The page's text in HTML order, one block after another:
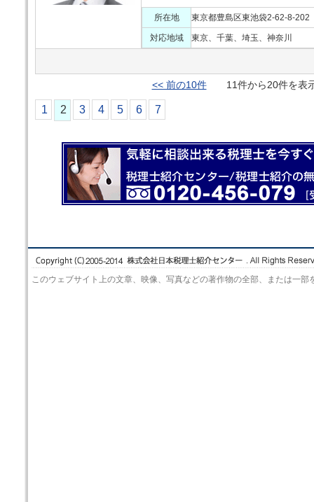
所在地 東京都豊島区東池袋2-62-8-202
対応地域 東京、千葉、埼玉、神奈川
<< 前の10件11件から20件を
1 2 3 4 5 6 7
このウェブサイト上の文章、映像、写真などの著作物の全部、または一